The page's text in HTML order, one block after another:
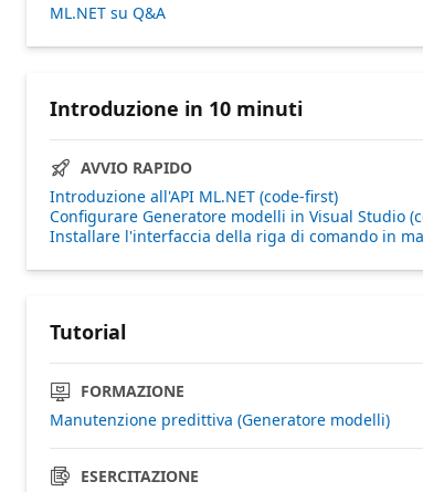
ML.NET su Q&A
Introduzione in 10 minuti
AVVIO RAPIDO
Introduzione all'API ML.NET (code-first)
Configurare Generatore modelli in Visual Studio
Installare l'interfaccia della riga di comando in
Tutorial
FORMAZIONE
Manutenzione predittiva (Generatore modelli)
ESERCITAZIONE